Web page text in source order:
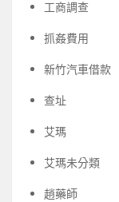
工商調查
抓姦費用
新竹汽車借款
查址
艾瑪
艾瑪未分類
趙藥師